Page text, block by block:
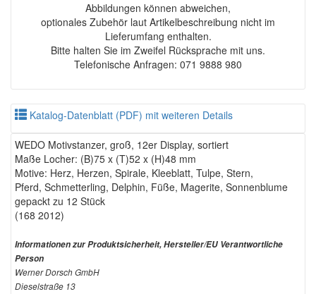
Abbildungen können abweichen,
optionales Zubehör laut Artikelbeschreibung nicht im
Lieferumfang enthalten.
Bitte halten Sie im Zweifel Rücksprache mit uns.
Telefonische Anfragen: 071 9888 980
Katalog-Datenblatt (PDF) mit weiteren Details
WEDO Motivstanzer, groß, 12er Display, sortiert
Maße Locher: (B)75 x (T)52 x (H)48 mm
Motive: Herz, Herzen, Spirale, Kleeblatt, Tulpe, Stern,
Pferd, Schmetterling, Delphin, Füße, Magerite, Sonnenblume
gepackt zu 12 Stück
(168 2012)
Informationen zur Produktsicherheit, Hersteller/EU Verantwortliche
Person
Werner Dorsch GmbH
Dieselstraße 13